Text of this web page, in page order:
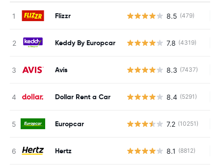
Flizzr 8.5 (479)
Keddy By Europcar 7.8 (4319)
Avis 8.3 (7437)
Dollar Rent a Car 8.4 (5291)
Europcar 7.2 (10251)
Hertz 8.1 (8812)